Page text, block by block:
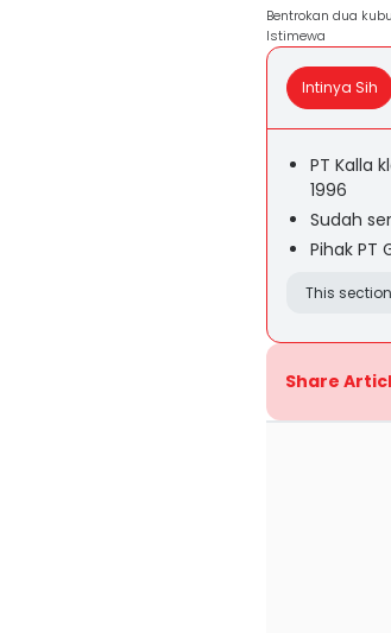
Bentrokan dua
Istimewa
Intinya Sih
PT Kalla
1996
Sudah
Pihak PT
This
Share